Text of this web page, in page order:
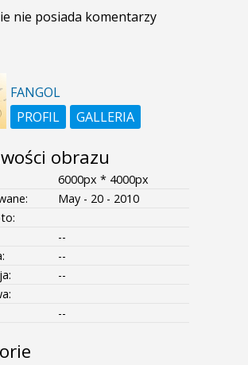
nie posiada komentarzy
FANGOL
PROFIL
GALLERIA
obrazu
6000px * 4000px
May - 20 - 2010
--
--
--
--